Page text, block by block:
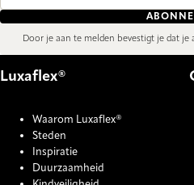
Door je aan te melden bevestigt je dat je
Luxaflex®
Waarom Luxaflex®
Steden
Inspiratie
Duurzaamheid